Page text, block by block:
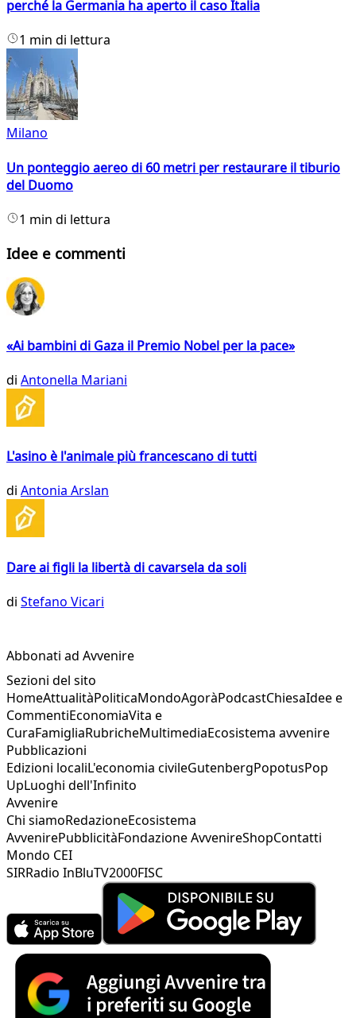
perché la Germania ha aperto il caso Italia
1 min di lettura
Milano
Un ponteggio aereo di 60 metri per restaurare il tiburio
del Duomo
1 min di lettura
Idee e commenti
«Ai bambini di Gaza il Premio Nobel per la pace»
di Antonella Mariani
L'asino è l'animale più francescano di tutti
di Antonia Arslan
Dare ai figli la libertà di cavarsela da soli
di Stefano Vicari
Abbonati ad Avvenire
Sezioni del sito
HomeAttualitàPoliticaMondoAgoràPodcastChiesaIdee e
CommentiEconomiaVita e
CuraFamigliaRubricheMultimediaEcosistema avvenire
Pubblicazioni
Edizioni localiL'economia civileGutenbergPopotusPop
UpLuoghi dell'Infinito
Avvenire
Chi siamoRedazioneEcosistema
AvvenirePubblicitàFondazione AvvenireShopContatti
Mondo CEI
SIRRadio InBluTV2000FISC